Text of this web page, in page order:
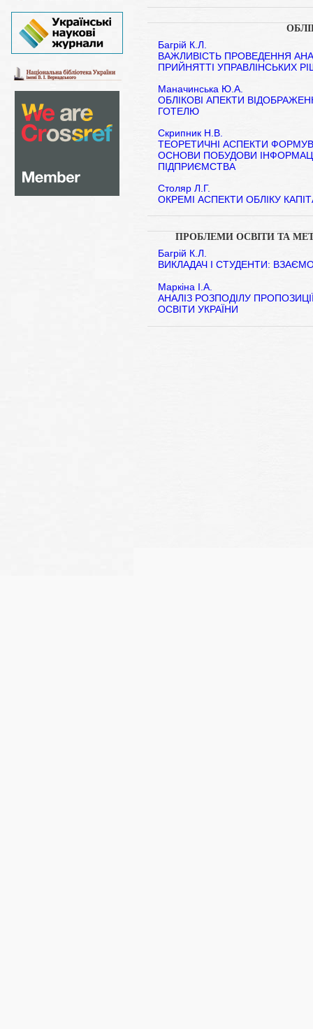
Багрій К.Л.
ВАЖЛИВІСТЬ ПРОВЕДЕННЯ
ПРИЙНЯТТІ УПРАВЛІНСЬКИХ
Маначинська Ю.А.
ОБЛІКОВІ АПЕКТИ
ГОТЕЛЮ
Скрипник Н.В.
ТЕОРЕТИЧНІ АСПЕКТИ
ОСНОВИ ПОБУДОВИ
ПІДПРИЄМСТВА
Столяр Л.Г.
ОКРЕМІ АСПЕКТИ ОБЛІКУ
ПРОБЛЕМИ ОСВІТИ ТА
Багрій К.Л.
ВИКЛАДАЧ І СТУДЕНТИ:
Маркіна І.А.
АНАЛІЗ РОЗПОДІЛУ
ОСВІТИ УКРАЇНИ